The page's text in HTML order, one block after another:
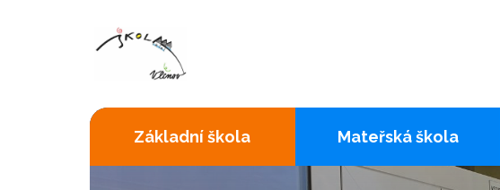
Základní škola Mateřská škola